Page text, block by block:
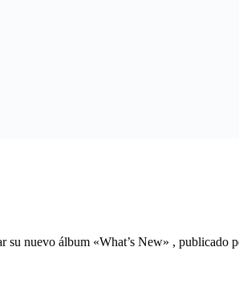
su nuevo álbum «What’s New» ,